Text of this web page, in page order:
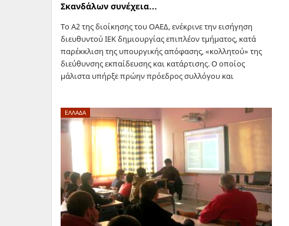
Σκανδάλων συνέχεια…
Το Α2 της διοίκησης του ΟΑΕΔ, ενέκρινε την εισήγηση
διευθυντού ΙΕΚ δημιουργίας επιπλέον τμήματος, κατά
παρέκκλιση της υπουργικής απόφασης, «κολλητού» της
διεύθυνσης εκπαίδευσης και κατάρτισης. Ο οποίος
μάλιστα υπήρξε πρώην πρόεδρος συλλόγου και
ΕΛΛΑΔΑ